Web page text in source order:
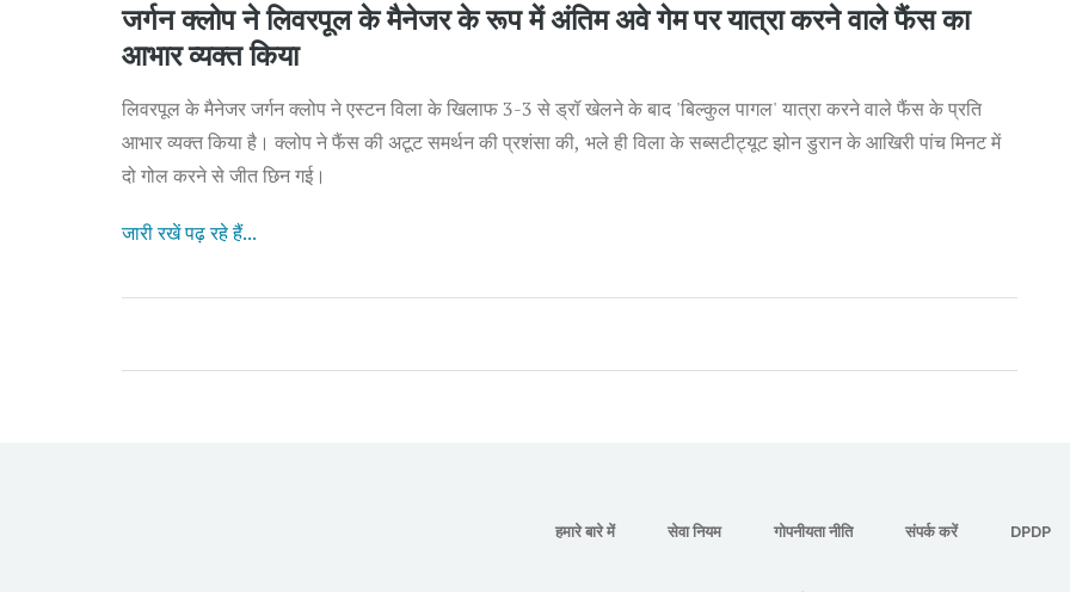
जर्गन क्लोप ने लिवरपूल के मैनेजर के रूप में अंतिम अवे गेम पर यात्रा करने वाले फैंस का
आभार व्यक्त किया
लिवरपूल के मैनेजर जर्गन क्लोप ने एस्टन विला के खिलाफ 3-3 से ड्रॉ खेलने के बाद 'बिल्कुल पागल' यात्रा करने वाले फैंस के प्रति
आभार व्यक्त किया है। क्लोप ने फैंस की अटूट समर्थन की प्रशंसा की, भले ही विला के सब्सटीट्यूट झोन डुरान के आखिरी पांच मिनट में
दो गोल करने से जीत छिन गई।
जारी रखें पढ़ रहे हैं...
हमारे बारे में सेवा नियम गोपनीयता नीति संपर्क करें DPDP